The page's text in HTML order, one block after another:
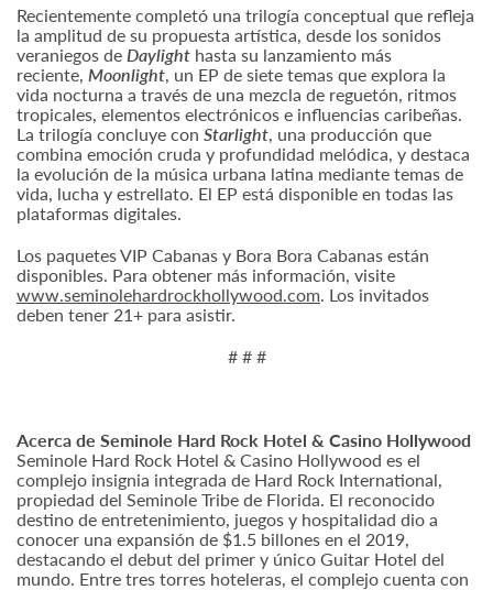
Recientemente completó una trilogía conceptual que refleja
la amplitud de su propuesta artística, desde los sonidos
veraniegos deDaylight hasta su lanzamiento más
reciente, Moonlight, un EP de siete temas que explora la
vida nocturna a través de una mezcla de reguetón, ritmos
tropicales, elementos electrónicos e influencias caribeñas.
La trilogía concluye con Starlight, una producción que
combina emoción cruda y profundidad melódica, y destaca
la evolución de la música urbana latina mediante temas de
vida, lucha y estrellato. El EP está disponible en todas las
plataformas digitales.
Los paquetes VIP Cabanas y Bora Bora Cabanas están
disponibles. Para obtener más información, visite
www.seminolehardrockhollywood.com. Los invitados
deben tener 21+ para asistir.
# # #
Acerca de Seminole Hard Rock Hotel & Casino Hollywood
Seminole Hard Rock Hotel & Casino Hollywood es el
complejo insignia integrada de Hard Rock International,
propiedad del Seminole Tribe de Florida. El reconocido
destino de entretenimiento, juegos y hospitalidad dio a
conocer una expansión de $1.5 billones en el 2019,
destacando el debut del primer y único Guitar Hotel del
mundo. Entre tres torres hoteleras, el complejo cuenta con